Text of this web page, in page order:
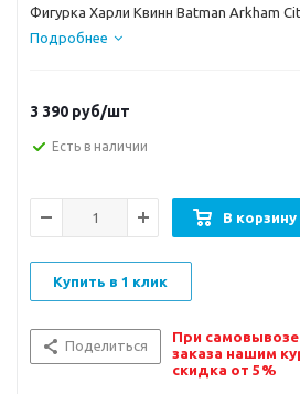
Фигурка Харли Квинн Batman Arkham
Подробнее
3 390 руб/шт
Есть в наличии
В корзину
Купить в 1 клик
Поделиться
При
заказа нашим
скидка от 5%